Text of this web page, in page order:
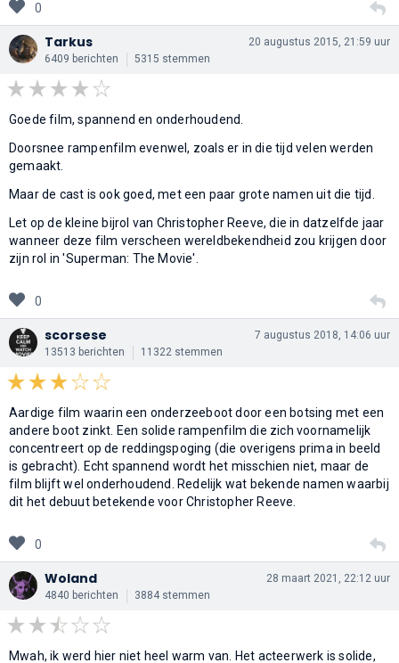
0
Tarkus
6409 berichten 5315 stemmen
20 augustus 2015, 21:59 uur
Goede film, spannend en onderhoudend.
Doorsnee rampenfilm evenwel, zoals er in die tijd velen werden
gemaakt.
Maar de cast is ook goed, met een paar grote namen uit die tijd.
Let op de kleine bijrol van Christopher Reeve, die in datzelfde jaar
wanneer deze film verscheen wereldbekendheid zou krijgen door
zijn rol in 'Superman: The Movie'.
0
scorsese
13513 berichten 11322 stemmen
7 augustus 2018, 14:06 uur
Aardige film waarin een onderzeeboot door een botsing met een
andere boot zinkt. Een solide rampenfilm die zich voornamelijk
concentreert op de reddingspoging (die overigens prima in beeld
is gebracht). Echt spannend wordt het misschien niet, maar de
film blijft wel onderhoudend. Redelijk wat bekende namen waarbij
dit het debuut betekende voor Christopher Reeve.
0
Woland
4840 berichten 3884 stemmen
28 maart 2021, 22:12 uur
Mwah, ik werd hier niet heel warm van. Het acteerwerk is solide,